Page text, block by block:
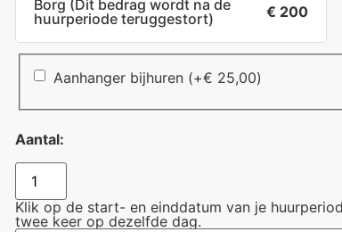
Borg (Dit bedrag wordt na de
huurperiode teruggestort)
€ 200
Aanhanger bijhuren (+€ 25,00)
Aantal:
Klik op de start- en einddatum van je
twee keer op dezelfde dag.